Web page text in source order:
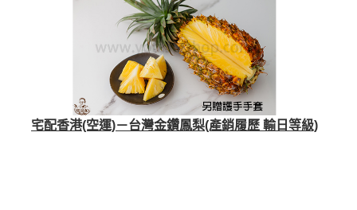
宅配香港(空運)－台灣金鑽鳳梨(產銷履歷 輸日等級)